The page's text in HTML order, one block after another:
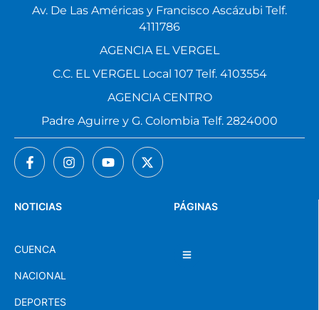
PÁGINAS
NOTICIAS
CUENCA
NACIONAL
DEPORTES
Av. De Las Américas y Francisco Ascázubi Telf.
4111786
AGENCIA EL VERGEL
C.C. EL VERGEL Local 107 Telf. 4103554
AGENCIA CENTRO
Padre Aguirre y G. Colombia Telf. 2824000